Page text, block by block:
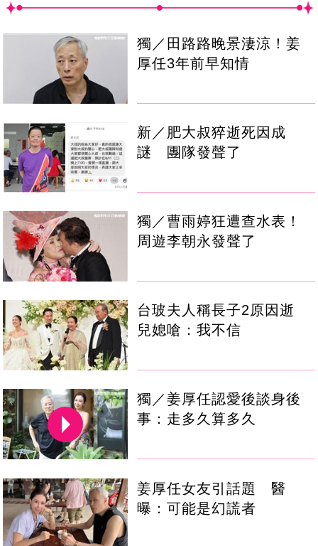
獨／田路路晚景淒涼！姜
厚任3年前早知情
新／肥大叔猝逝死因成
謎 團隊發聲了
獨／曹雨婷狂遭查水表！
周遊李朝永發聲了
台玻夫人稱長子2原因逝
兒媳嗆：我不信
獨／姜厚任認愛後談身後
事：走多久算多久
姜厚任女友引話題 醫
曝：可能是幻謊者